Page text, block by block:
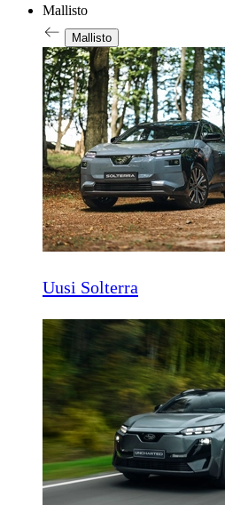
Mallisto
Mallisto
Uusi Solterra